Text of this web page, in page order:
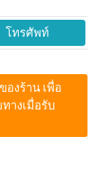
โทรศัพท์
งร้าน เพื่อ
างเมื่อรับ